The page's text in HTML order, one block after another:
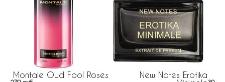
Montale Oud Fool Roses
New Notes Erotika